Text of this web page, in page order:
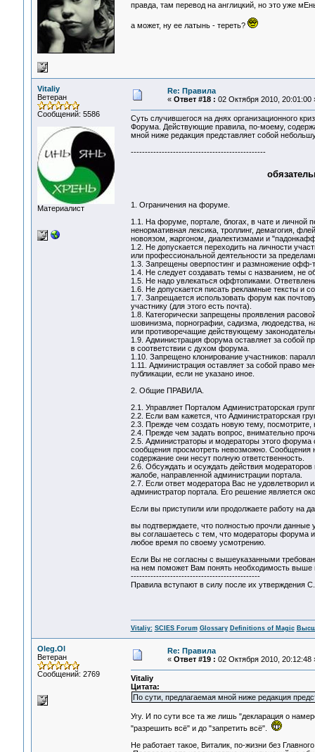
правда, там перевод на англицкий, но это уже
а может, ну ее латынь - тереть?
Vitaliy
Ветеран
Сообщений: 5586
Материалист
Re: Правила
« Ответ #18 : 02 Октября 2010, 20:01:00
Суть случившегося на днях организационного
Форума. Действующие правила, по-моему,
мной ниже редакция представляет собой
------------------------------------------------
1. Ограничения на форуме.
1.1. На форуме, портале, блогах, в чате и личной
ненормативная лексика, троллинг, демагогия,
новоязом, жаргоном, диалектизмами и
1.2. Не допускается переходить на личности
или профессиональной деятельности за
1.3. Запрещены оверпостинг и размножение офф-
1.4. Не следует создавать темы с названием, не
1.5. Не надо увлекаться оффтопиками.
1.6. Не допускается писать рекламные тексты и
1.7. Запрещается использовать форум как
участнику (для этого есть почта).
1.8. Категорически запрещены проявления
шовинизма, порнографии, садизма, людоедства,
или противоречащие действующему
1.9. Администрация форума оставляет за собой
в соответствии с духом форума.
1.10. Запрещено клонирование участников:
1.11. Администрация оставляет за собой право
публикации, если не указано иное.
2. Общие ПРАВИЛА.
2.1. Управляет Порталом Администраторская
2.2. Если вам кажется, что Администраторская
2.3. Прежде чем создать новую тему, посмотрите,
2.4. Прежде чем задать вопрос, внимательно
2.5. Администраторы и модераторы этого форума
сообщения просмотреть невозможно. Сообщения
содержание они несут полную ответственность.
2.6. Обсуждать и осуждать действия
жалобе, направленной администрации портала.
2.7. Если ответ модератора Вас не
администратор портала. Его решение является
Если вы приступили или продолжаете работу на
вы подтверждаете, что полностью прочли
вы соглашаетесь с тем, что модераторы форума
любое время по своему усмотрению.
Если Вы не согласны с вышеуказанными
на нем поможет Вам понять необходимость
----------------------------------------------
Правила вступают в силу после их утверждения
Vitaliy: SCIES Forum Glossary Definitions of Magic
Oleg.Ol
Ветеран
Сообщений: 2769
Re: Правила
« Ответ #19 : 02 Октября 2010, 20:12:48
Vitaliy
Цитата:
По сути, предлагаемая мной ниже редакция
Угу. И по сути все та же лишь "декларация о
"разрешить всё" и до "запретить всё".
Не работает такое, Виталик, по-жизни без